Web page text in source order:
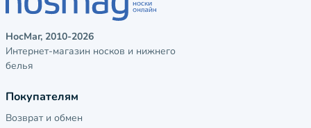
НосМаг, 2010-2026
Интернет-магазин носков и нижнего
белья
Покупателям
Возврат и обмен